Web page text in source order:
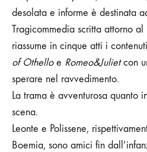
desolata e informe è destinata
Tragicommedia scritta attorno al
riassume in cinque atti i
of Othelloe Romeo&Julietcon
sperare nel ravvedimento.
La trama è avventurosa quanto
scena.
Leonte e Polissene,
Boemia, sono amici fin